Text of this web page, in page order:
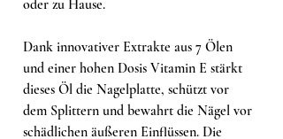
oder zu Hause.
Dank innovativer Extrakte aus 7 Ölen
und einer hohen Dosis Vitamin E stärkt
dieses Öl die Nagelplatte, schützt vor
dem Splittern und bewahrt die Nägel vor
schädlichen äußeren Einflüssen. Die